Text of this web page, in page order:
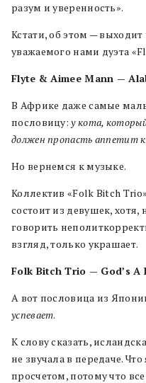
разум и уверенность».
Кстати, об этом —
уважаемого нами дуэта
Flyte & Aimee Mann —
В Африке даже самые
пословицу:у кота,
должен пропасть аппетит
Но вернемся к музыке.
Коллектив «Folk Bitch
состоит из девушек,
говорить
взгляд, только украшает.
Folk Bitch Trio — God’s A
А вот пословица из
успевает.
К слову сказать,
не звучала в передаче.
просчетом, потому что